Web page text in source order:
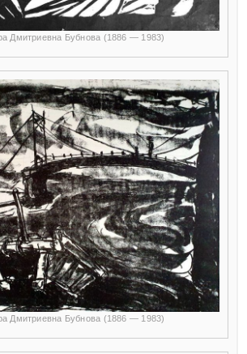
Дмитриевна Бубнова (1886 — 1983)
Дмитриевна Бубнова (1886 — 1983)